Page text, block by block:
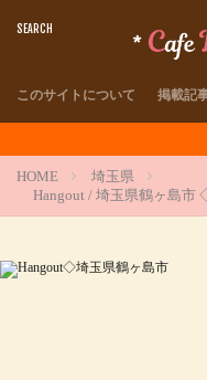
このサイトについて 掲載記
HOME
埼玉県
Hangout / 埼玉県鶴ヶ島市